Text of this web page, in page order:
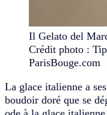
Il Gelato del
Crédit photo :
ParisBouge.com
La glace italienne a
boudoir doré que se